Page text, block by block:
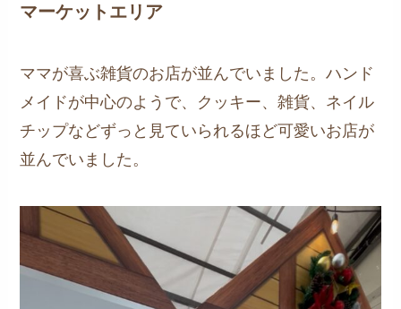
マーケットエリア
ママが喜ぶ雑貨のお店が並んでいました。ハンド
メイドが中心のようで、クッキー、雑貨、ネイル
チップなどずっと見ていられるほど可愛いお店が
並んでいました。